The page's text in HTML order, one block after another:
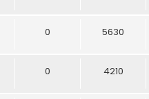
0 5630
0 4210